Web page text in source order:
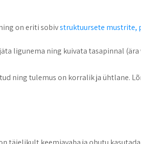
on eriti sobivstruktuursete mustrite,
ligunema ning kuivata tasapinnal (ära
ning tulemus on korralik ja ühtlane.